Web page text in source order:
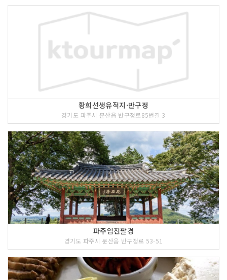
황희선생유적지·반구정
경기도 파주시 문산읍 반구정로85번길 3
파주임진팔경
경기도 파주시 문산읍 반구정로 53-51